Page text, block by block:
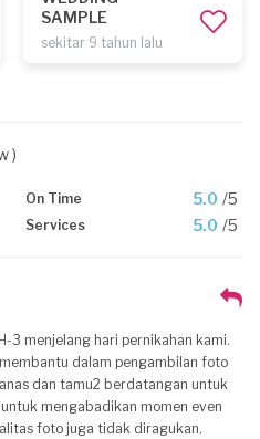
SAMPLE
sekitar 9 tahun lalu
)
On Time 5.0 /5
Services 5.0 /5
3 menjelang hari pernikahan kami.
dalam pengambilan foto
dan tamu2 berdatangan untuk
mengabadikan momen even
foto juga tidak diragukan.